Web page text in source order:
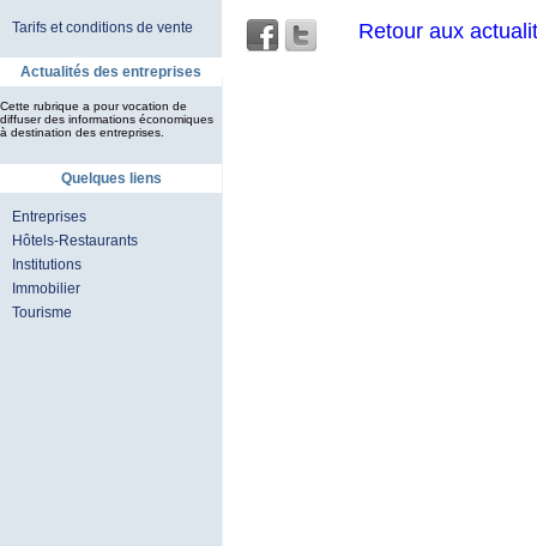
Tarifs et conditions de vente
Actualités des entreprises
Cette rubrique a pour vocation de
diffuser des informations économiques
à destination des entreprises.
Quelques liens
Entreprises
Hôtels-Restaurants
Institutions
Immobilier
Tourisme
Retour aux